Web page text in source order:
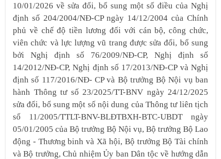
10/01/2026 về sửa đổi, bổ sung một số điều của Nghị
định số 204/2004/NĐ-CP ngày 14/12/2004 của Chính
phủ về chế độ tiền lương đối với cán bộ, công chức,
viên chức và lực lượng vũ trang được sửa đổi, bổ sung
bởi Nghị định số 76/2009/NĐ-CP, Nghị định số
14/2012/NĐ-CP, Nghị định số 17/2013/NĐ-CP và Nghị
định số 117/2016/NĐ- CP và Bộ trưởng Bộ Nội vụ ban
hành Thông tư số 23/2025/TT-BNV ngày 24/12/2025
sửa đổi, bổ sung một số nội dung của Thông tư liên tịch
số 11/2005/TTLT-BNV-BLĐTBXH-BTC-UBDT ngày
05/01/2005 của Bộ trưởng Bộ Nội vụ, Bộ trưởng Bộ Lao
động - Thương binh và Xã hội, Bộ trưởng Bộ Tài chính
và Bộ trưởng, Chủ nhiệm Ủy ban Dân tộc về hướng dẫn